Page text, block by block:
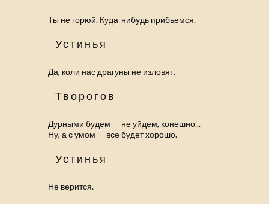
Ты не горюй. Куда-нибудь прибьемся.
Устинья
Да, коли нас драгуны не изловят.
Творогов
Дурными будем — не уйдем, конешно...
Ну, а с умом — все будет хорошо.
Устинья
Не верится.